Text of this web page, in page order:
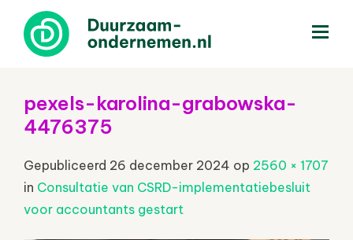
pexels-karolina-grabowska-
4476375
Gepubliceerd 26 december 2024 op 2560 × 1707
in Consultatie van CSRD-implementatiebesluit
voor accountants gestart